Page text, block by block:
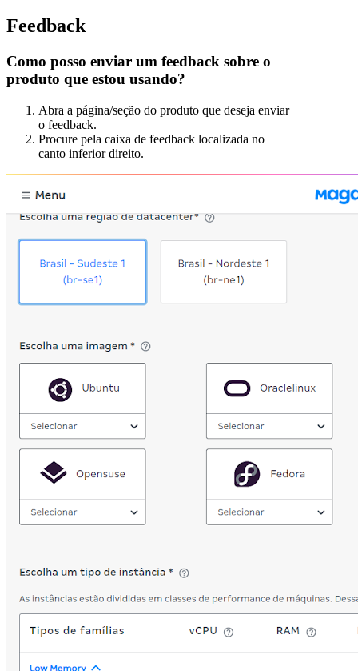
Feedback
Como posso enviar um feedback sobre o
produto que estou usando?
Abra a página/seção do produto que deseja enviar
o feedback.
Procure pela caixa de feedback localizada no
canto inferior direito.